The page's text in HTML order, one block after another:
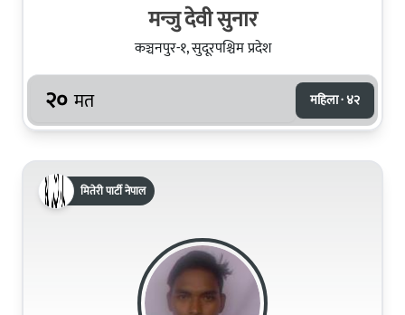
मन्जु देवी सुनार
कञ्चनपुर-१, सुदूरपश्चिम प्रदेश
२० मत महिला · ४२
मितेरी पार्टी नेपाल